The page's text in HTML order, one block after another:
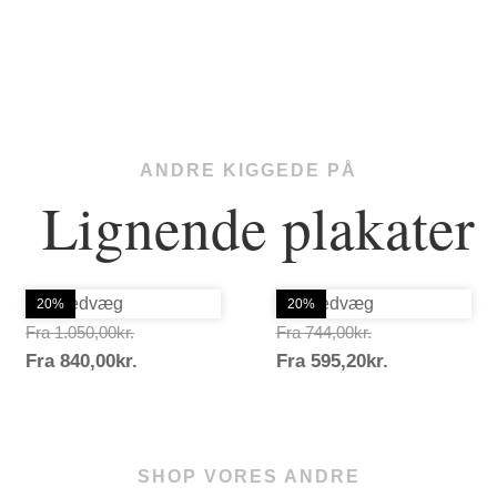
ANDRE KIGGEDE PÅ
Lignende plakater
20%
Fra 1.050,00kr.Prisinterval:
Fra 840,00kr.
20%
Fra 744,00kr.Prisinterval:
744,00kr.
Fra 595,20kr.Prisinterval:
SHOP VORES ANDRE